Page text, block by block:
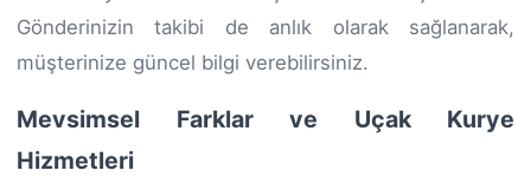
Gönderinizin takibi de anlık olarak sağlanarak,
müşterinize güncel bilgi verebilirsiniz.
Mevsimsel Farklar ve Uçak Kurye
Hizmetleri